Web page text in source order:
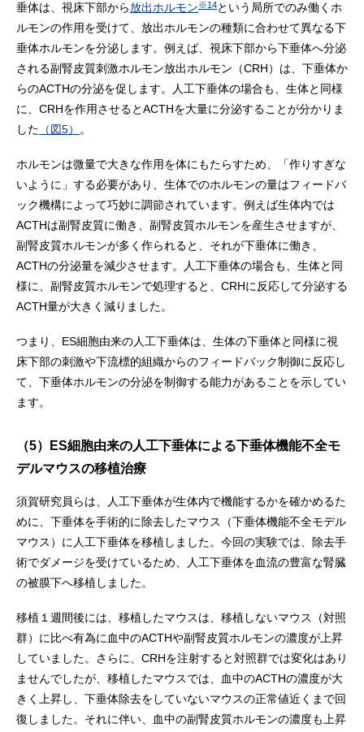
垂体は、視床下部から放出ホルモン※14という局所でのみ働くホ
ルモンの作用を受けて、放出ホルモンの種類に合わせて異なる下
垂体ホルモンを分泌します。例えば、視床下部から下垂体へ分泌
される副腎皮質刺激ホルモン放出ホルモン（CRH）は、下垂体か
らのACTHの分泌を促します。人工下垂体の場合も、生体と同様
に、CRHを作用させるとACTHを大量に分泌することが分かりま
した （図5） 。
ホルモンは微量で大きな作用を体にもたらすため、「作りすぎな
いように」する必要があり、生体でのホルモンの量はフィードバ
ック機構によって巧妙に調節されています。例えば生体内では
ACTHは副腎皮質に働き、副腎皮質ホルモンを産生させますが、
副腎皮質ホルモンが多く作られると、それが下垂体に働き、
ACTHの分泌量を減少させます。人工下垂体の場合も、生体と同
様に、副腎皮質ホルモンで処理すると、CRHに反応して分泌する
ACTH量が大きく減りました。
つまり、ES細胞由来の人工下垂体は、生体の下垂体と同様に視
床下部の刺激や下流標的組織からのフィードバック制御に反応し
て、下垂体ホルモンの分泌を制御する能力があることを示してい
ます。
（5）ES細胞由来の人工下垂体による下垂体機能不全モ
デルマウスの移植治療
須賀研究員らは、人工下垂体が生体内で機能するかを確かめるた
めに、下垂体を手術的に除去したマウス（下垂体機能不全モデル
マウス）に人工下垂体を移植しました。今回の実験では、除去手
術でダメージを受けているため、人工下垂体を血流の豊富な腎臓
の被膜下へ移植しました。
移植１週間後には、移植したマウスは、移植しないマウス（対照
群）に比べ有為に血中のACTHや副腎皮質ホルモンの濃度が上昇
していました。さらに、CRHを注射すると対照群では変化はあり
ませんでしたが、移植したマウスでは、血中のACTHの濃度が大
きく上昇し、下垂体除去をしていないマウスの正常値近くまで回
復しました。それに伴い、血中の副腎皮質ホルモンの濃度も上昇